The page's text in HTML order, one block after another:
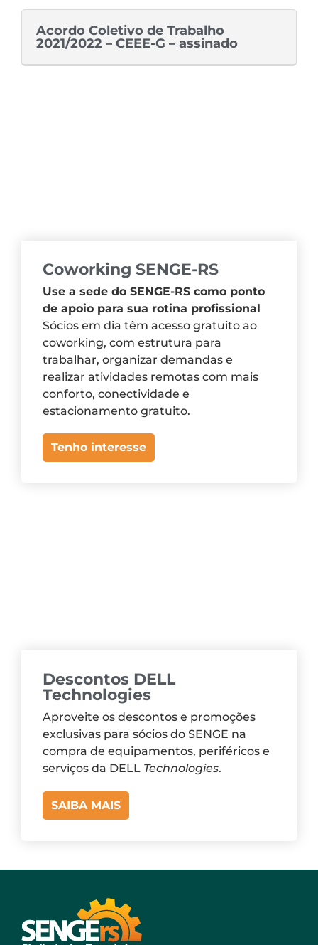
Acordo Coletivo de Trabalho
2021/2022 – CEEE-G – assinado
Coworking SENGE-RS
Use a sede do SENGE-RS como ponto
de apoio para sua rotina profissional
Sócios em dia têm acesso gratuito ao
coworking, com estrutura para
trabalhar, organizar demandas e
realizar atividades remotas com mais
conforto, conectividade e
estacionamento gratuito.
Tenho interesse
Descontos DELL
Technologies
Aproveite os descontos e promoções
exclusivas para sócios do SENGE na
compra de equipamentos, periféricos e
serviços da DELL Technologies.
SAIBA MAIS